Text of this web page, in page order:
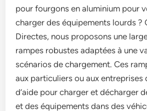
pour fourgons en aluminium pour
charger des équipements lourds ?
Directes, nous proposons une
rampes robustes adaptées à une
scénarios de chargement. Ces
aux particuliers ou aux entreprises
d’aide pour charger et décharger
et des équipements dans des